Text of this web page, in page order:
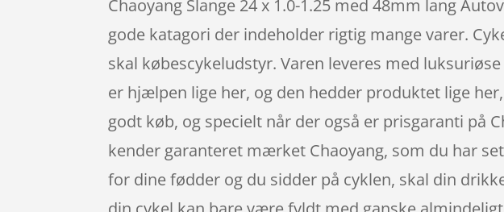
Chaoyang Slange 24 x 1.0-1.25 med 48mm lang
gode katagori der indeholder rigtig mange varer.
skal købescykeludstyr. Varen leveres med
er hjælpen lige her, og den hedder produktet lige
godt køb, og specielt når der også er prisgaranti på
kender garanteret mærket Chaoyang, som du har
for dine fødder og du sidder på cyklen, skal din